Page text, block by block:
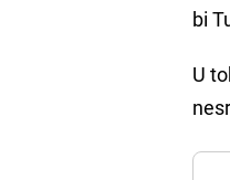
bi
U